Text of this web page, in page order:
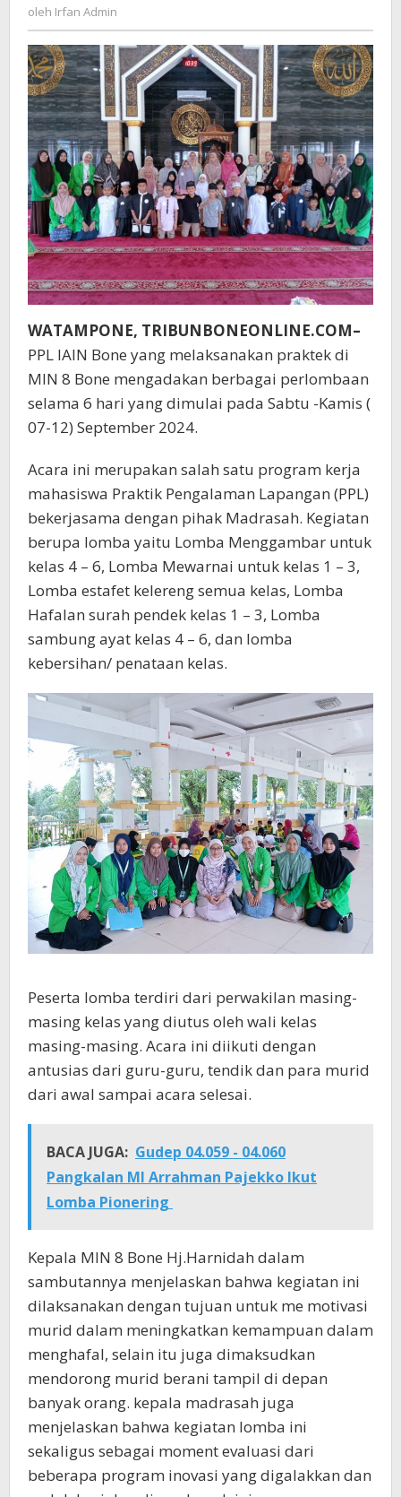
Bone
oleh Irfan Admin
WATAMPONE, TRIBUNBONEONLINE.COM–
PPL IAIN Bone yang melaksanakan praktek di
MIN 8 Bone mengadakan berbagai perlombaan
selama 6 hari yang dimulai pada Sabtu -Kamis (
07-12) September 2024.
Acara ini merupakan salah satu program kerja
mahasiswa Praktik Pengalaman Lapangan (PPL)
bekerjasama dengan pihak Madrasah. Kegiatan
berupa lomba yaitu Lomba Menggambar untuk
kelas 4 – 6, Lomba Mewarnai untuk kelas 1 – 3,
Lomba estafet kelereng semua kelas, Lomba
Hafalan surah pendek kelas 1 – 3, Lomba
sambung ayat kelas 4 – 6, dan lomba
kebersihan/ penataan kelas.
Peserta lomba terdiri dari perwakilan masing-
masing kelas yang diutus oleh wali kelas
masing-masing. Acara ini diikuti dengan
antusias dari guru-guru, tendik dan para murid
dari awal sampai acara selesai.
BACA JUGA: Gudep 04.059 - 04.060
Pangkalan MI Arrahman Pajekko Ikut
Lomba Pionering
Kepala MIN 8 Bone Hj.Harnidah dalam
sambutannya menjelaskan bahwa kegiatan ini
dilaksanakan dengan tujuan untuk me motivasi
murid dalam meningkatkan kemampuan dalam
menghafal, selain itu juga dimaksudkan
mendorong murid berani tampil di depan
banyak orang. kepala madrasah juga
menjelaskan bahwa kegiatan lomba ini
sekaligus sebagai moment evaluasi dari
beberapa program inovasi yang digalakkan dan